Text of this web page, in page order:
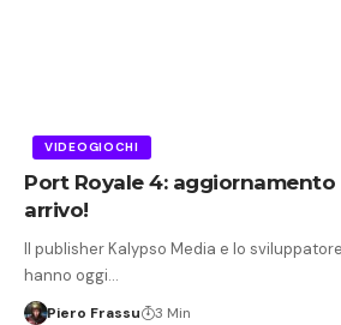
VIDEOGIOCHI
Port Royale 4:
arrivo!
Il publisher Kalypso Media e lo
hanno oggi…
Piero Frassu 3 Min